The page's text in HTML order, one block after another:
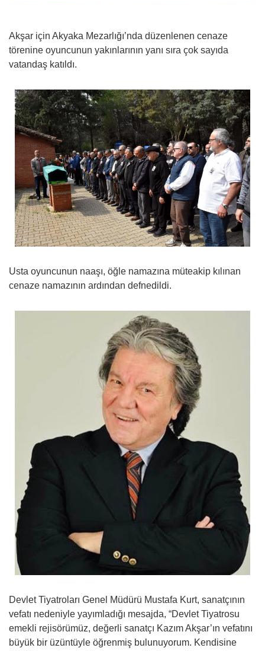
Akşar için Akyaka Mezarlığı’nda düzenlenen cenaze
törenine oyuncunun yakınlarının yanı sıra çok sayıda
vatandaş katıldı.
Usta oyuncunun naaşı, öğle namazına müteakip kılınan
cenaze namazının ardından defnedildi.
Devlet Tiyatroları Genel Müdürü Mustafa Kurt, sanatçının
vefatı nedeniyle yayımladığı mesajda, “Devlet Tiyatrosu
emekli rejisörümüz, değerli sanatçı Kazım Akşar’ın vefatını
büyük bir üzüntüyle öğrenmiş bulunuyorum. Kendisine